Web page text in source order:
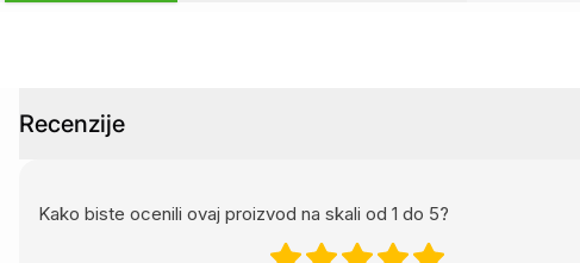
Recenzije
Kako biste ocenili ovaj proizvod na skali od 1 do 5?